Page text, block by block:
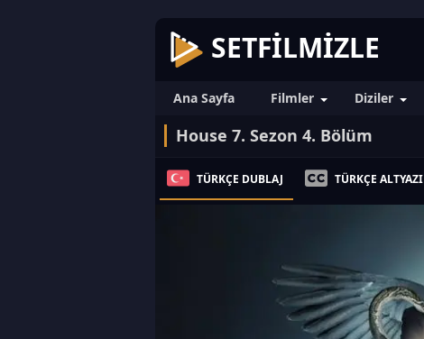
SETFILMIZLE
Ana Sayfa Filmler Diziler
House 7. Sezon 4. Bölüm
TÜRKÇE DUBLAJ TÜRKÇE ALTYAZI